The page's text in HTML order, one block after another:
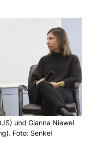
und Gianna Niewel
Foto: Senkel